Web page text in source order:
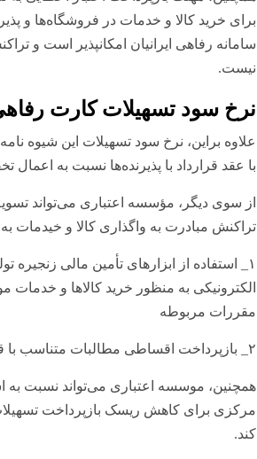
برای خرید کالا و خدمات در فروشگاه‌ها و
سامانه رفاهی ایرانیان امکانپذیر است و
نیست.
نرخ سود تسهیلات کارت
علاوه براین، نرخ سود تسهیلات این شیوه
با عقد قرارداد با پذیرنده‌ها نسبت به اعمال
از سوی دیگر، مؤسسه اعتباری می‌تواند
تراکنش مبادرت به واگذاری کالا و خیدمات
۱_ استفاده از ابزارهای تأمین مالی
الکترونیکی به منظور خرید کالاها و خدمات
مقررات مربوطه
۲_ بازپرداخت اقساطی مطالبات متناسب با قرارداد بانک عامل و پذیرنده کارت
همچنین، موسسه اعتباری می‌تواند نسبت به
کند.